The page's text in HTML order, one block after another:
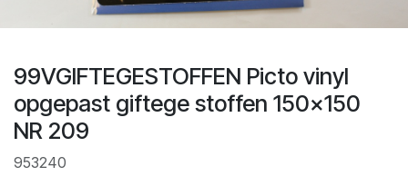
99VGIFTEGESTOFFEN Picto vinyl
opgepast giftege stoffen 150x150
NR 209
953240